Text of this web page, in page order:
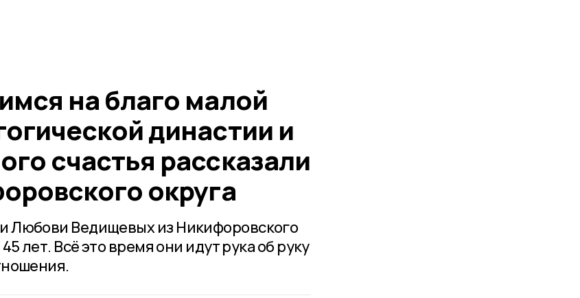
на благо малой
династии и
счастья рассказали
округа
Любови Ведищевых из Никифоровского
лет. Всё это время они идут рука об руку